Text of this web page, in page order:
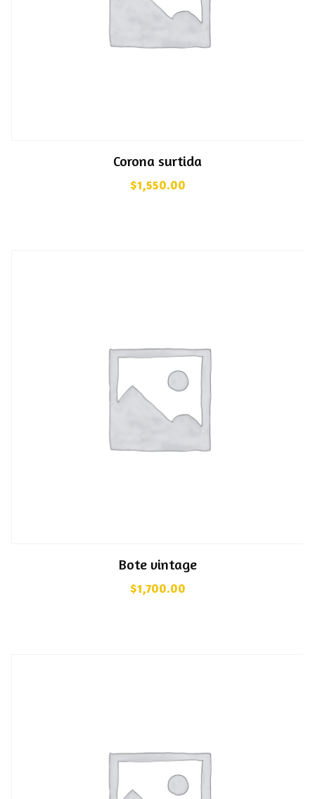
Corona surtida
$1,550.00
Bote vintage
$1,700.00